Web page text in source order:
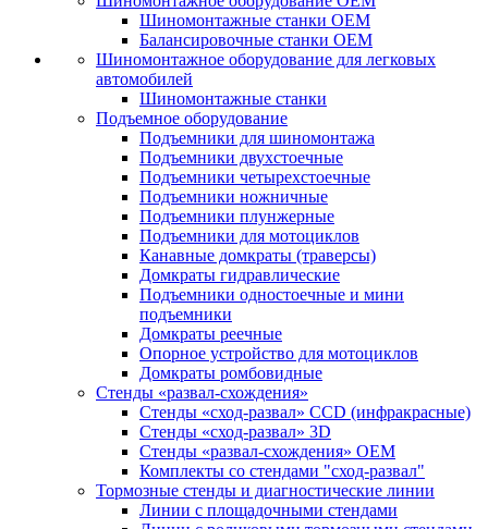
Шиномонтажные станки ОЕМ
Балансировочные станки ОЕМ
Шиномонтажное оборудование для легковых
автомобилей
Шиномонтажные станки
Подъемное оборудование
Подъемники для шиномонтажа
Подъемники двухстоечные
Подъемники четырехстоечные
Подъемники ножничные
Подъемники плунжерные
Подъемники для мотоциклов
Канавные домкраты (траверсы)
Домкраты гидравлические
Подъемники одностоечные и мини
подъемники
Домкраты реечные
Опорное устройство для мотоциклов
Домкраты ромбовидные
Стенды «развал-схождения»
Стенды «сход-развал» CCD (инфракрасные)
Стенды «сход-развал» 3D
Стенды «развал-схождения» ОЕМ
Комплекты со стендами "сход-развал"
Тормозные стенды и диагностические линии
Линии с площадочными стендами